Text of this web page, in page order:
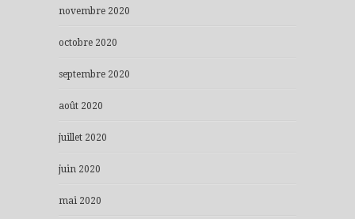
novembre 2020
octobre 2020
septembre 2020
août 2020
juillet 2020
juin 2020
mai 2020